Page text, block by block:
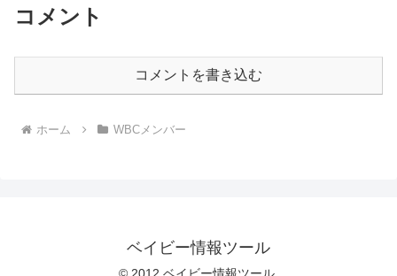
コメント
コメントを書き込む
ホーム WBCメンバー
ベイビー情報ツール